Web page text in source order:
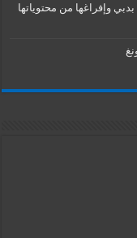
وإفراغها من محتوياتها